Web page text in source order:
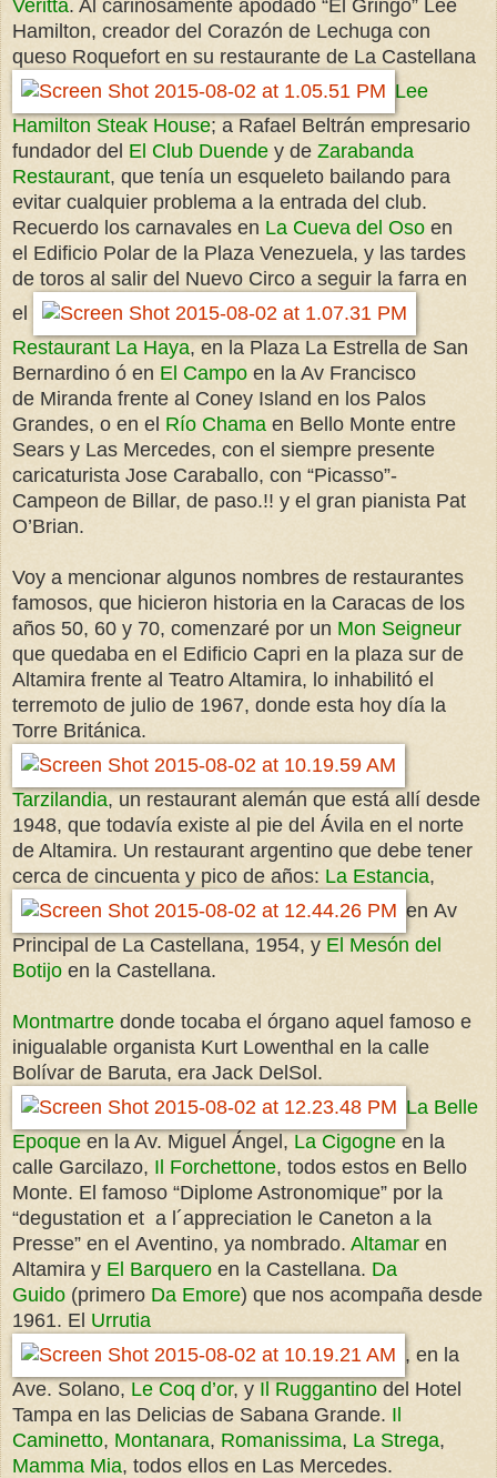
Veritta. Al cariñosamente apodado “El Gringo” Lee
Hamilton, creador del Corazón de Lechuga con
queso Roquefort en su restaurante de La Castellana
Lee
Hamilton Steak House; a Rafael Beltrán empresario
fundador del El Club Duende y de Zarabanda
Restaurant, que tenía un esqueleto bailando para
evitar cualquier problema a la entrada del club.
Recuerdo los carnavales en La Cueva del Oso en
el Edificio Polar de la Plaza Venezuela, y las tardes
de toros al salir del Nuevo Circo a seguir la farra en
el
Restaurant La Haya, en la Plaza La Estrella de San
Bernardino ó en El Campo en la Av Francisco
de Miranda frente al Coney Island en los Palos
Grandes, o en el Río Chama en Bello Monte entre
Sears y Las Mercedes, con el siempre presente
caricaturista Jose Caraballo, con “Picasso”-
Campeon de Billar, de paso.!! y el gran pianista Pat
O’Brian.
Voy a mencionar algunos nombres de restaurantes
famosos, que hicieron historia en la Caracas de los
años 50, 60 y 70, comenzaré por un Mon Seigneur
que quedaba en el Edificio Capri en la plaza sur de
Altamira frente al Teatro Altamira, lo inhabilitó el
terremoto de julio de 1967, donde esta hoy día la
Torre Británica.
Tarzilandia, un restaurant alemán que está allí desde
1948, que todavía existe al pie del Ávila en el norte
de Altamira. Un restaurant argentino que debe tener
cerca de cincuenta y pico de años: La Estancia,
en Av
Principal de La Castellana, 1954, yEl Mesón del
Botijo en la Castellana.
Montmartre donde tocaba el órgano aquel famoso e
inigualable organista Kurt Lowenthal en la calle
Bolívar de Baruta, era Jack DelSol.
La Belle
Epoque en la Av. Miguel Ángel, La Cigogne en la
calle Garcilazo, Il Forchettone, todos estos en Bello
Monte. El famoso “Diplome Astronomique” por la
“degustation et a l´appreciation le Caneton a la
Presse” en el Aventino, ya nombrado. Altamar en
Altamira y El Barquero en la Castellana. Da
Guido (primero Da Emore) que nos acompaña desde
1961. El Urrutia
, en la
Ave. Solano, Le Coq d’or, y Il Ruggantinodel Hotel
Tampa en las Delicias de Sabana Grande. Il
Caminetto, Montanara, Romanissima, La Strega,
Mamma Mia, todos ellos en Las Mercedes.